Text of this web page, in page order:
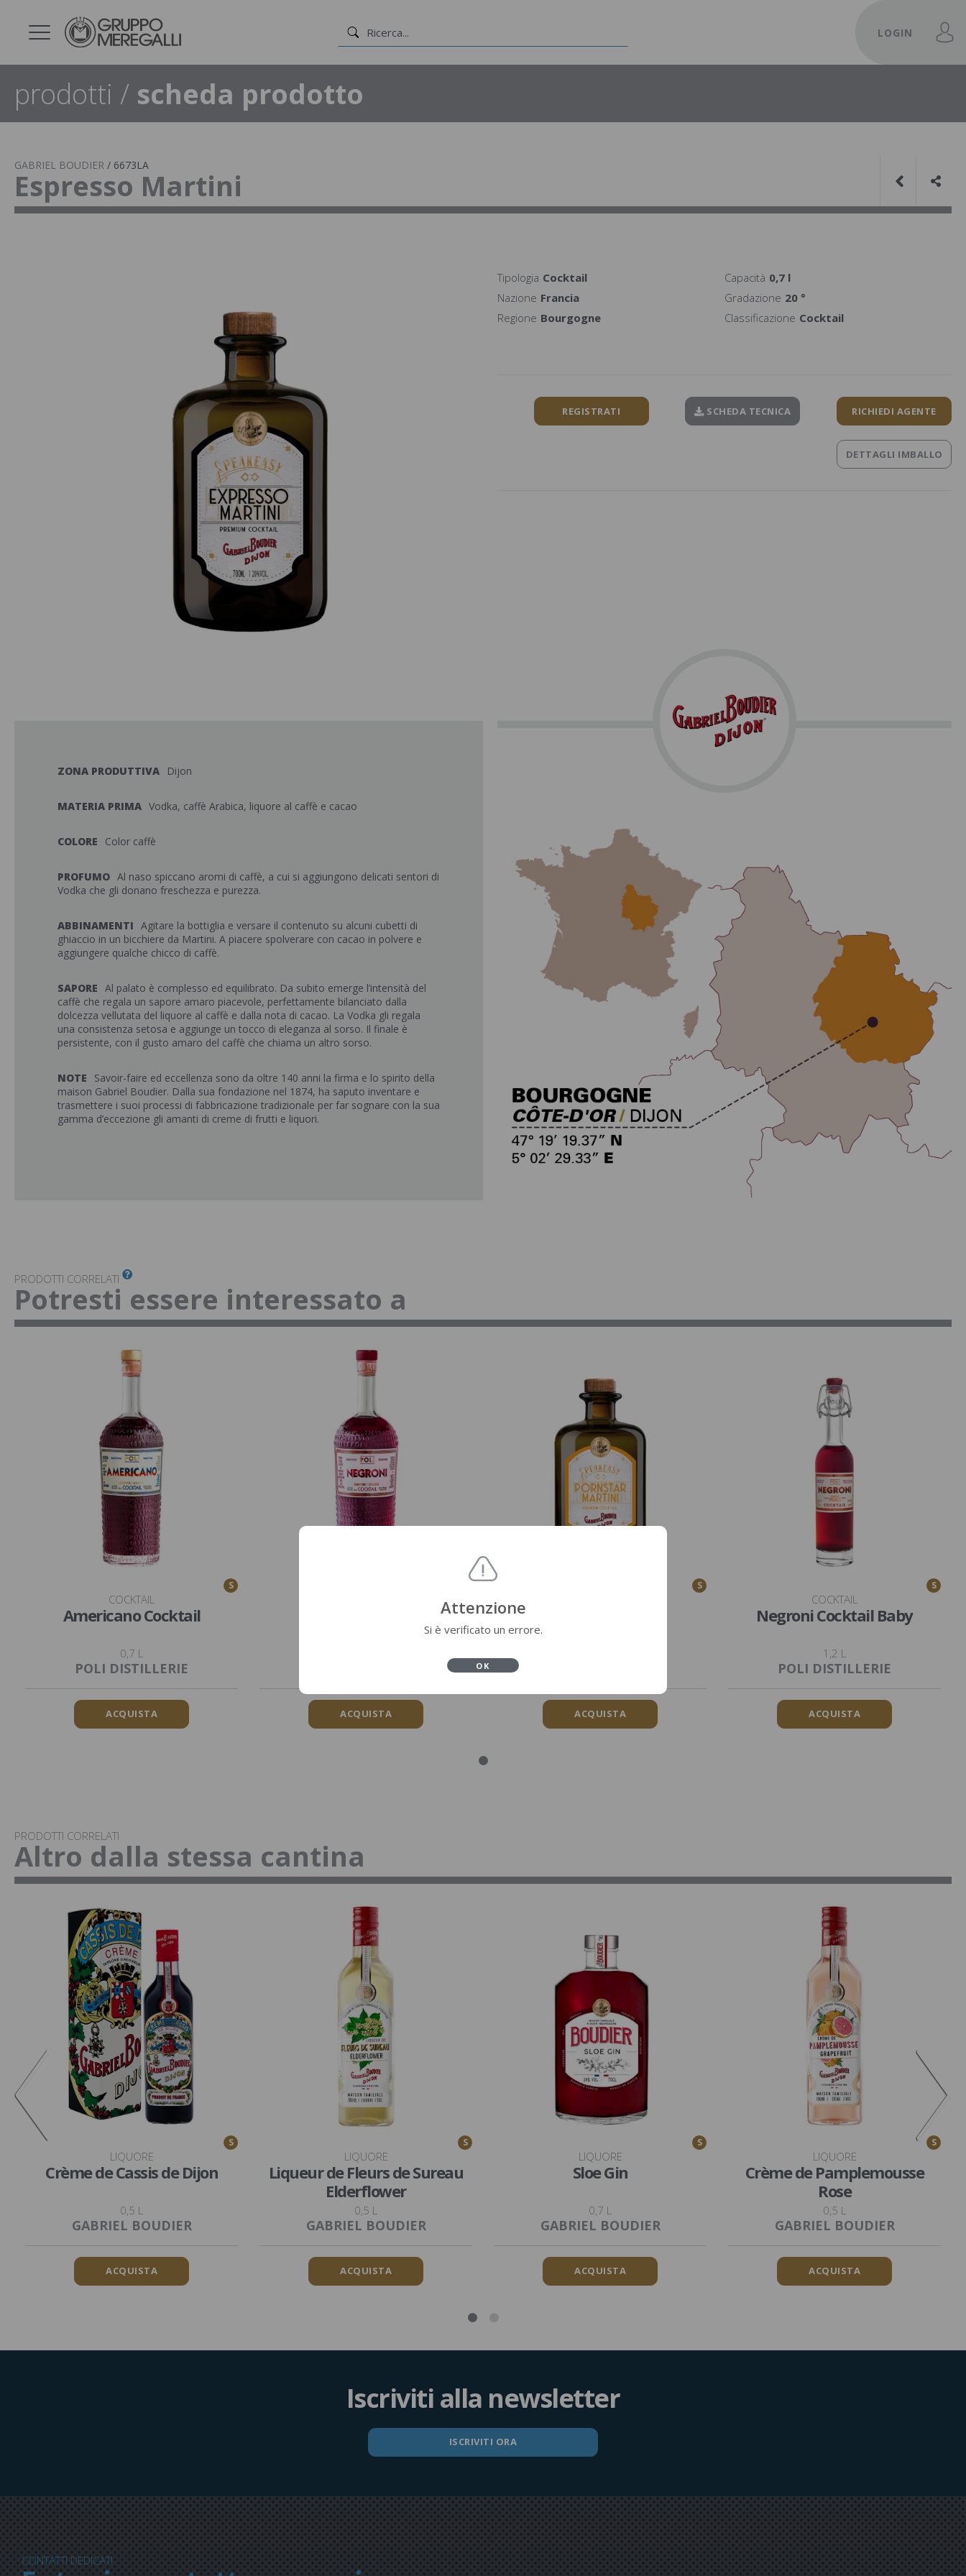
LOGIN
prodotti / scheda prodotto
GABRIEL BOUDIER / 6673LA
Espresso Martini
Tipologia Cocktail Capacità 0,7 l
Nazione Francia Gradazione 20 °
Regione Bourgogne Classificazione Cocktail
REGISTRATI SCHEDA TECNICA RICHIEDI AGENTE
DETTAGLI IMBALLO
ZONA PRODUTTIVA Dijon
MATERIA PRIMA Vodka, caffè Arabica, liquore al caffè e cacao
COLORE Color caffè
PROFUMO Al naso spiccano aromi di caffè, a cui si aggiungono delicati sentori di
Vodka che gli donano freschezza e purezza.
ABBINAMENTI Agitare la bottiglia e versare il contenuto su alcuni cubetti di
ghiaccio in un bicchiere da Martini. A piacere spolverare con cacao in polvere e
aggiungere qualche chicco di caffè.
SAPORE Al palato è complesso ed equilibrato. Da subito emerge l’intensità del
caffè che regala un sapore amaro piacevole, perfettamente bilanciato dalla
dolcezza vellutata del liquore al caffè e dalla nota di cacao. La Vodka gli regala
una consistenza setosa e aggiunge un tocco di eleganza al sorso. Il finale è
persistente, con il gusto amaro del caffè che chiama un altro sorso.
NOTE
Savoir-faire ed eccellenza sono da oltre 140 anni la firma e lo spirito della
maison Gabriel Boudier. Dalla sua fondazione nel 1874, ha saputo inventare e
trasmettere i suoi processi di fabbricazione tradizionale per far sognare con la sua
gamma d’eccezione gli amanti di creme di frutti e liquori.
PRODOTTI CORRELATI
Potresti essere interessato a
S
COCKTAIL
Americano Cocktail
0,7 L
POLI DISTILLERIE
ACQUISTA ACQUISTA
S
ACQUISTA
S
COCKTAIL
Negroni Cocktail Baby
1,2 L
POLI DISTILLERIE
ACQUISTA
PRODOTTI CORRELATI
Altro dalla stessa cantina
S
LIQUORE
Crème de Cassis de Dijon
0,5 L
GABRIEL BOUDIER
ACQUISTA
S
LIQUORE
Liqueur de Fleurs de Sureau
Elderflower
0,5 L
GABRIEL BOUDIER
ACQUISTA
S
LIQUORE
Sloe Gin
0,7 L
GABRIEL BOUDIER
ACQUISTA
S
LIQUORE
Crème de Pamplemousse
Rose
0,5 L
GABRIEL BOUDIER
ACQUISTA
Iscriviti alla newsletter
ISCRIVITI ORA
CONTATTI DEDICATI
Attenzione
Si è verificato un errore.
OK